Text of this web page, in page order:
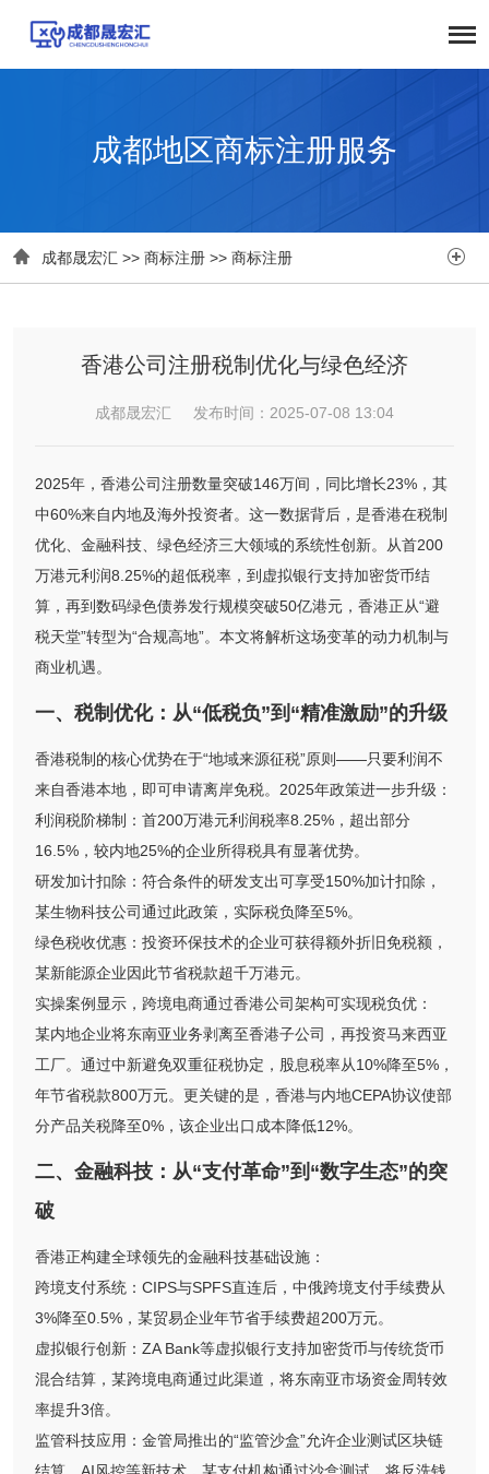
成都地区商标注册服务
 成都晟宏汇 >> 商标注册 >> 商标注册 
香港公司注册税制优化与绿色经济
成都晟宏汇 发布时间：2025-07-08 13:04
2025年，香港公司注册数量突破146万间，同比增长23%，其
中60%来自内地及海外投资者。这一数据背后，是香港在税制
优化、金融科技、绿色经济三大领域的系统性创新。从首200
万港元利润8.25%的超低税率，到虚拟银行支持加密货币结
算，再到数码绿色债券发行规模突破50亿港元，香港正从“避
税天堂”转型为“合规高地”。本文将解析这场变革的动力机制与
商业机遇。
一、税制优化：从“低税负”到“精准激励”的升级
香港税制的核心优势在于“地域来源征税”原则——只要利润不
来自香港本地，即可申请离岸免税。2025年政策进一步升级：
利润税阶梯制：首200万港元利润税率8.25%，超出部分
16.5%，较内地25%的企业所得税具有显著优势。
研发加计扣除：符合条件的研发支出可享受150%加计扣除，
某生物科技公司通过此政策，实际税负降至5%。
绿色税收优惠：投资环保技术的企业可获得额外折旧免税额，
某新能源企业因此节省税款超千万港元。
实操案例显示，跨境电商通过香港公司架构可实现税负优：
某内地企业将东南亚业务剥离至香港子公司，再投资马来西亚
工厂。通过中新避免双重征税协定，股息税率从10%降至5%，
年节省税款800万元。更关键的是，香港与内地CEPA协议使部
分产品关税降至0%，该企业出口成本降低12%。
二、金融科技：从“支付革命”到“数字生态”的突
破
香港正构建全球领先的金融科技基础设施：
跨境支付系统：CIPS与SPFS直连后，中俄跨境支付手续费从
3%降至0.5%，某贸易企业年节省手续费超200万元。
虚拟银行创新：ZA Bank等虚拟银行支持加密货币与传统货币
混合结算，某跨境电商通过此渠道，将东南亚市场资金周转效
率提升3倍。
监管科技应用：金管局推出的“监管沙盒”允许企业测试区块链